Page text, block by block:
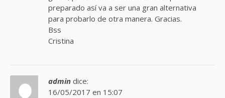
preparado así va a ser una gran alternativa
para probarlo de otra manera. Gracias.
Bss
Cristina
admin dice:
16/05/2017 en 15:07